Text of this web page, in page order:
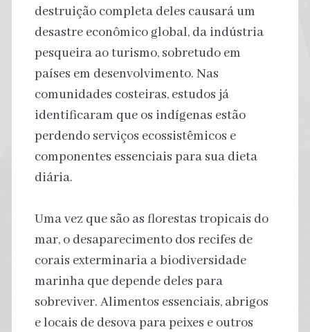
destruição completa deles causará um
desastre econômico global, da indústria
pesqueira ao turismo, sobretudo em
países em desenvolvimento. Nas
comunidades costeiras, estudos já
identificaram que os indígenas estão
perdendo serviços ecossistêmicos e
componentes essenciais para sua dieta
diária.
Uma vez que são as florestas tropicais do
mar, o desaparecimento dos recifes de
corais exterminaria a biodiversidade
marinha que depende deles para
sobreviver. Alimentos essenciais, abrigos
e locais de desova para peixes e outros